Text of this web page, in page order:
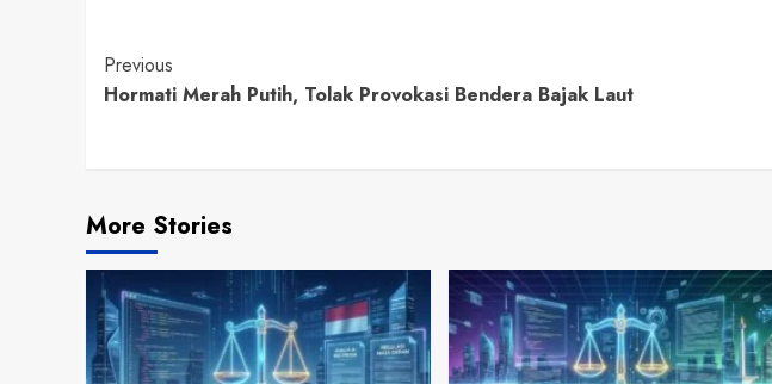
Continue
Reading
Previous
Hormati Merah Putih, Tolak Provokasi Bendera Bajak Laut
More Stories